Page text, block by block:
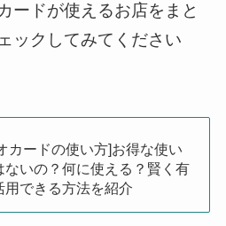
ードが使えるお店をまと
ックしてみてください
カードの使い方]お得な使い
ないの？何に使える？賢く有
用できる方法を紹介